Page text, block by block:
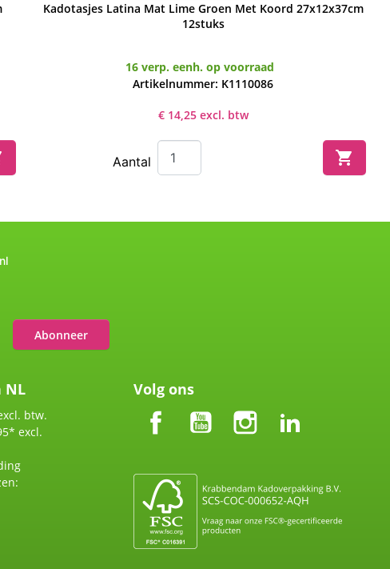
Snel bekijken
Kadotasjes Latina Mat Lime Groen Met Koord 27x12x37cm
12stuks
16 verp. eenh. op voorraad
Artikelnummer: K1110086
€ 14,25 excl. btw
Aantal 
Abonneer
NL
btw.
excl.
Volg ons